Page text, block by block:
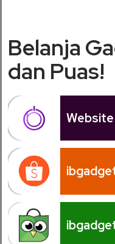
Belanja
dan Puas!